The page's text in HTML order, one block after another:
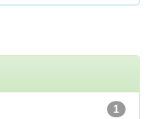
1